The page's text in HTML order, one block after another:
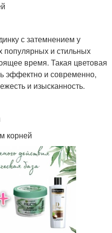
с затемнением у
популярных и стильных
время. Такая цветовая
эффектно и современно,
и изысканность.
корней